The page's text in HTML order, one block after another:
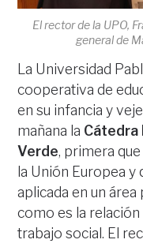
El rector de la UPO,
general de
La Universidad
cooperativa de
en su infancia y
mañana la Cátedra
Verde, primera
la Unión Europea
aplicada en un
como es la
trabajo social. El